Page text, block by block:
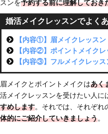
スンを予約する前に理解しておき
婚活メイクレッスンでよく
【内容①】眉メイクレッスン
【内容②】ポイントメイクレ
【内容③】フルメイクレッス
眉メイクとポイントメイクはあく
活メイクレッスンを受けたい人に
すめします。それでは、それぞれ
体的にご紹介していきましょう。